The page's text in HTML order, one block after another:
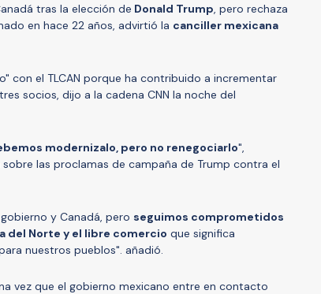
tras la elección de Donald Trump, pero rechaza
en hace 22 años, advirtió la canciller mexicana
con el TLCAN porque ha contribuido a incrementar
socios, dijo a la cadena CNN la noche del
modernizalo, pero no renegociarlo",
las proclamas de campaña de Trump contra el
y Canadá, pero seguimos comprometidos
del Norte y el libre comercio que significa
nuestros pueblos". añadió.
vez que el gobierno mexicano entre en contacto